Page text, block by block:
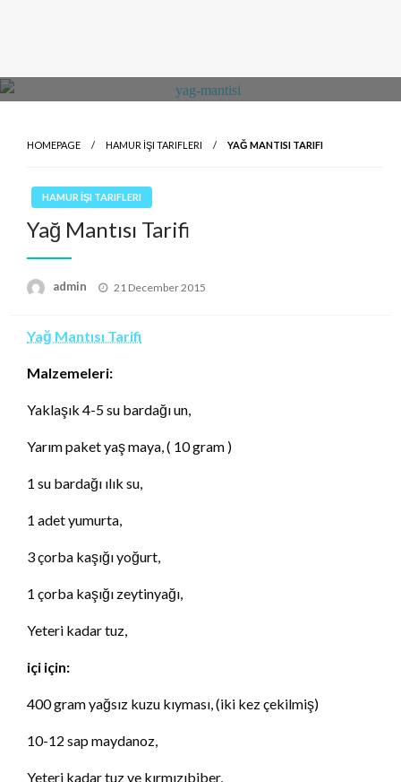
HOMEPAGE HAMUR İŞI TARIFLERI YAĞ MANTISI TARIFI
HAMUR İŞI TARIFLERI
Yağ Mantısı Tarifi
admin
Posted
21 December 2015
Yağ Mantısı Tarifi
Malzemeleri:
Yaklaşık 4-5 su bardağı un,
Yarım paket yaş maya, ( 10 gram )
1 su bardağı ılık su,
1 adet yumurta,
3 çorba kaşığı yoğurt,
1 çorba kaşığı zeytinyağı,
Yeteri kadar tuz,
içi için:
400 gram yağsız kuzu kıyması, (iki kez çekilmiş)
10-12 sap maydanoz,
Yeteri kadar tuz ve kırmızıbiber,